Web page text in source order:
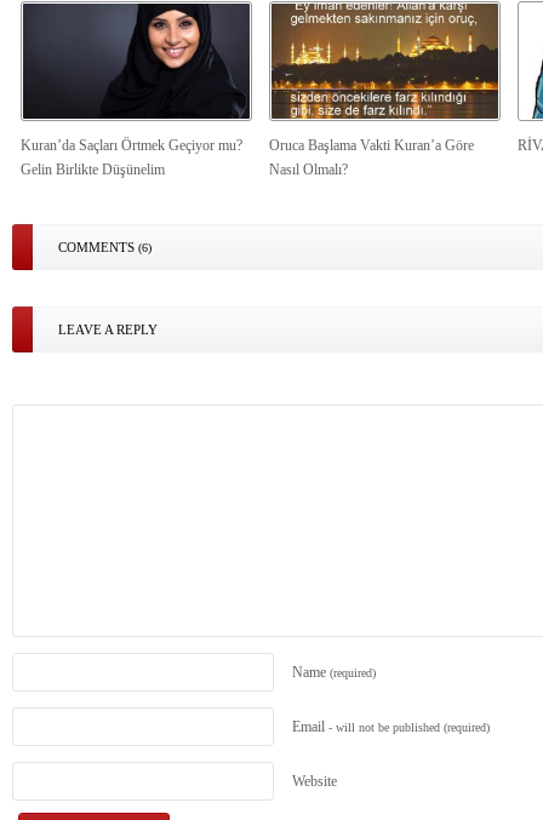
Kuran’da Saçları Örtmek Geçiyor mu?
Gelin Birlikte Düşünelim
Oruca Başlama Vakti Kuran’a Göre
Nasıl Olmalı?
COMMENTS (6)
LEAVE A REPLY
Name (required)
Email - will not be published (required)
Website